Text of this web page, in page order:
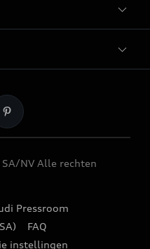
NV Alle rechten
Pressroom
FAQ
instellingen